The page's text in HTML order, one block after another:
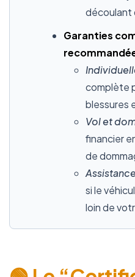
découlant
Garanties
complète
blessures
Vol et
financier
de
si le
loin de